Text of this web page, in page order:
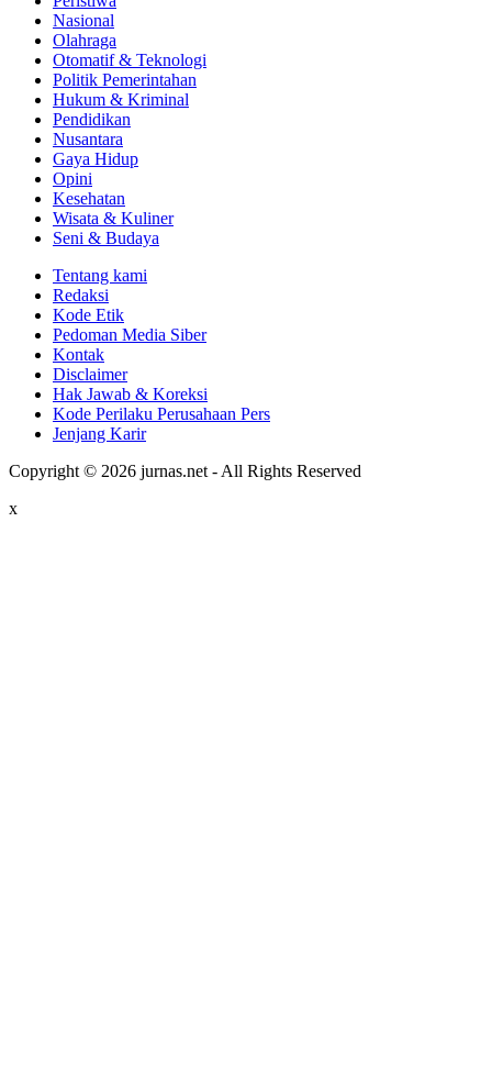
Olahraga
Otomatif & Teknologi
Politik Pemerintahan
Hukum & Kriminal
Pendidikan
Nusantara
Gaya Hidup
Opini
Kesehatan
Wisata & Kuliner
Seni & Budaya
Tentang kami
Redaksi
Kode Etik
Pedoman Media Siber
Kontak
Disclaimer
Hak Jawab & Koreksi
Kode Perilaku Perusahaan Pers
Jenjang Karir
Copyright © 2026 jurnas.net - All Rights Reserved